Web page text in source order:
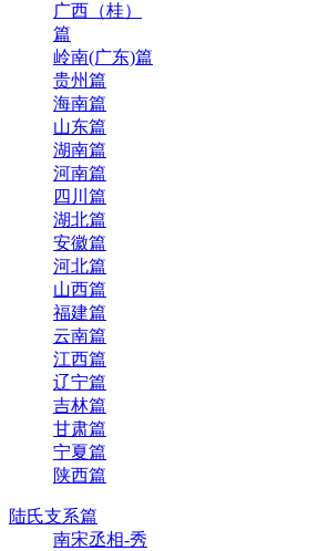
广西（桂）
篇
岭南(广东)篇
贵州篇
海南篇
山东篇
湖南篇
河南篇
四川篇
湖北篇
安徽篇
河北篇
山西篇
福建篇
云南篇
江西篇
辽宁篇
吉林篇
甘肃篇
宁夏篇
陕西篇
陆氏支系篇
南宋丞相-秀